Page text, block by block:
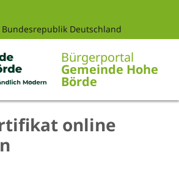
Deutschland
Bürgerportal
Gemeinde Hohe
Börde
online